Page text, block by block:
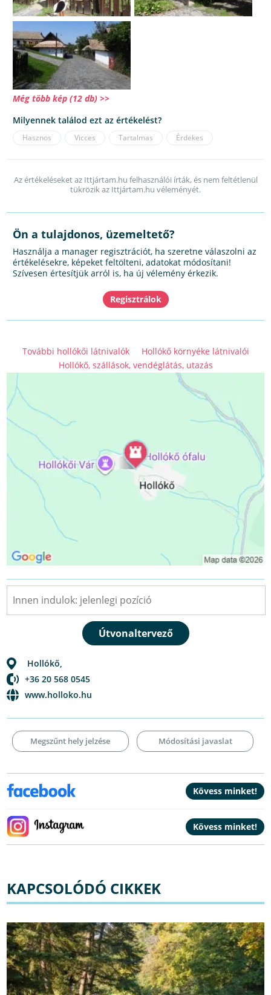
Még több kép (12 db) >>
Milyennek találod ezt az értékelést?
Hasznos Vicces Tartalmas Érdekes
Az értékeléseket az Ittjártam.hu felhasználói írták, és nem feltétlenül
tükrözik az Ittjártam.hu véleményét.
Ön a tulajdonos, üzemeltető?
Használja a manager regisztrációt, ha szeretne válaszolni az
értékelésekre, képeket feltölteni, adatokat módosítani!
Szívesen értesítjük arról is, ha új vélemény érkezik.
További hollókői látnivalók
Hollókő környéke látnivalói
Hollókő, szállások, vendéglátás, utazás
Hollókő,
+36 20 568 0545
www.holloko.hu
Megszűnt hely jelzése Módosítási javaslat
KAPCSOLÓDÓ CIKKEK